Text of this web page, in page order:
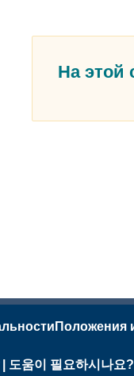
На этой
Положения
움이 필요하시나요